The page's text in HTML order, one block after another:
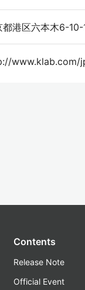
都港区六本木6-
www.klab.com/
Contents
Release Note
Official Event